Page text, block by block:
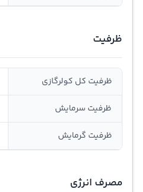
ظرفیت
ظرفیت کل کولرگازی
ظرفيت سرمايش
ظرفيت گرمايش
مصرف انرژی